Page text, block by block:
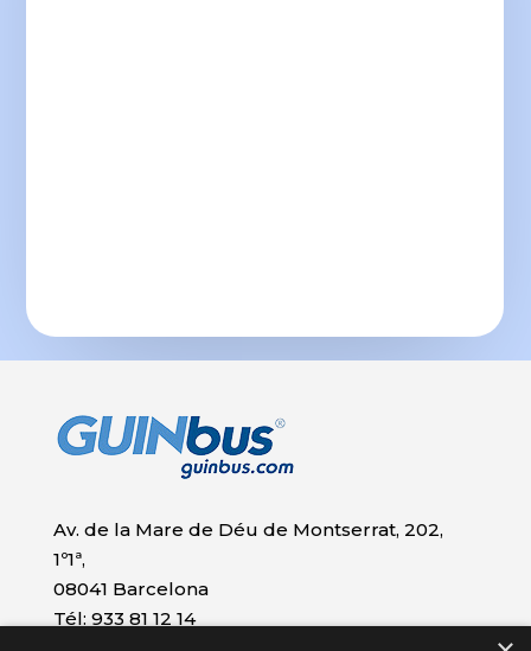
Av. de la Mare de Déu de Montserrat, 202,
1º1ª,
08041 Barcelona
Tél: 933 81 12 14